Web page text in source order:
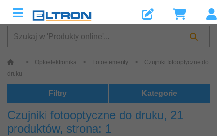
> Optoelektronika > Fotoelementy >
Czujniki fotooptyczne do
druku
Filtry Kategorie
Czujniki fotooptyczne do druku, 21
produktów, strona: 1